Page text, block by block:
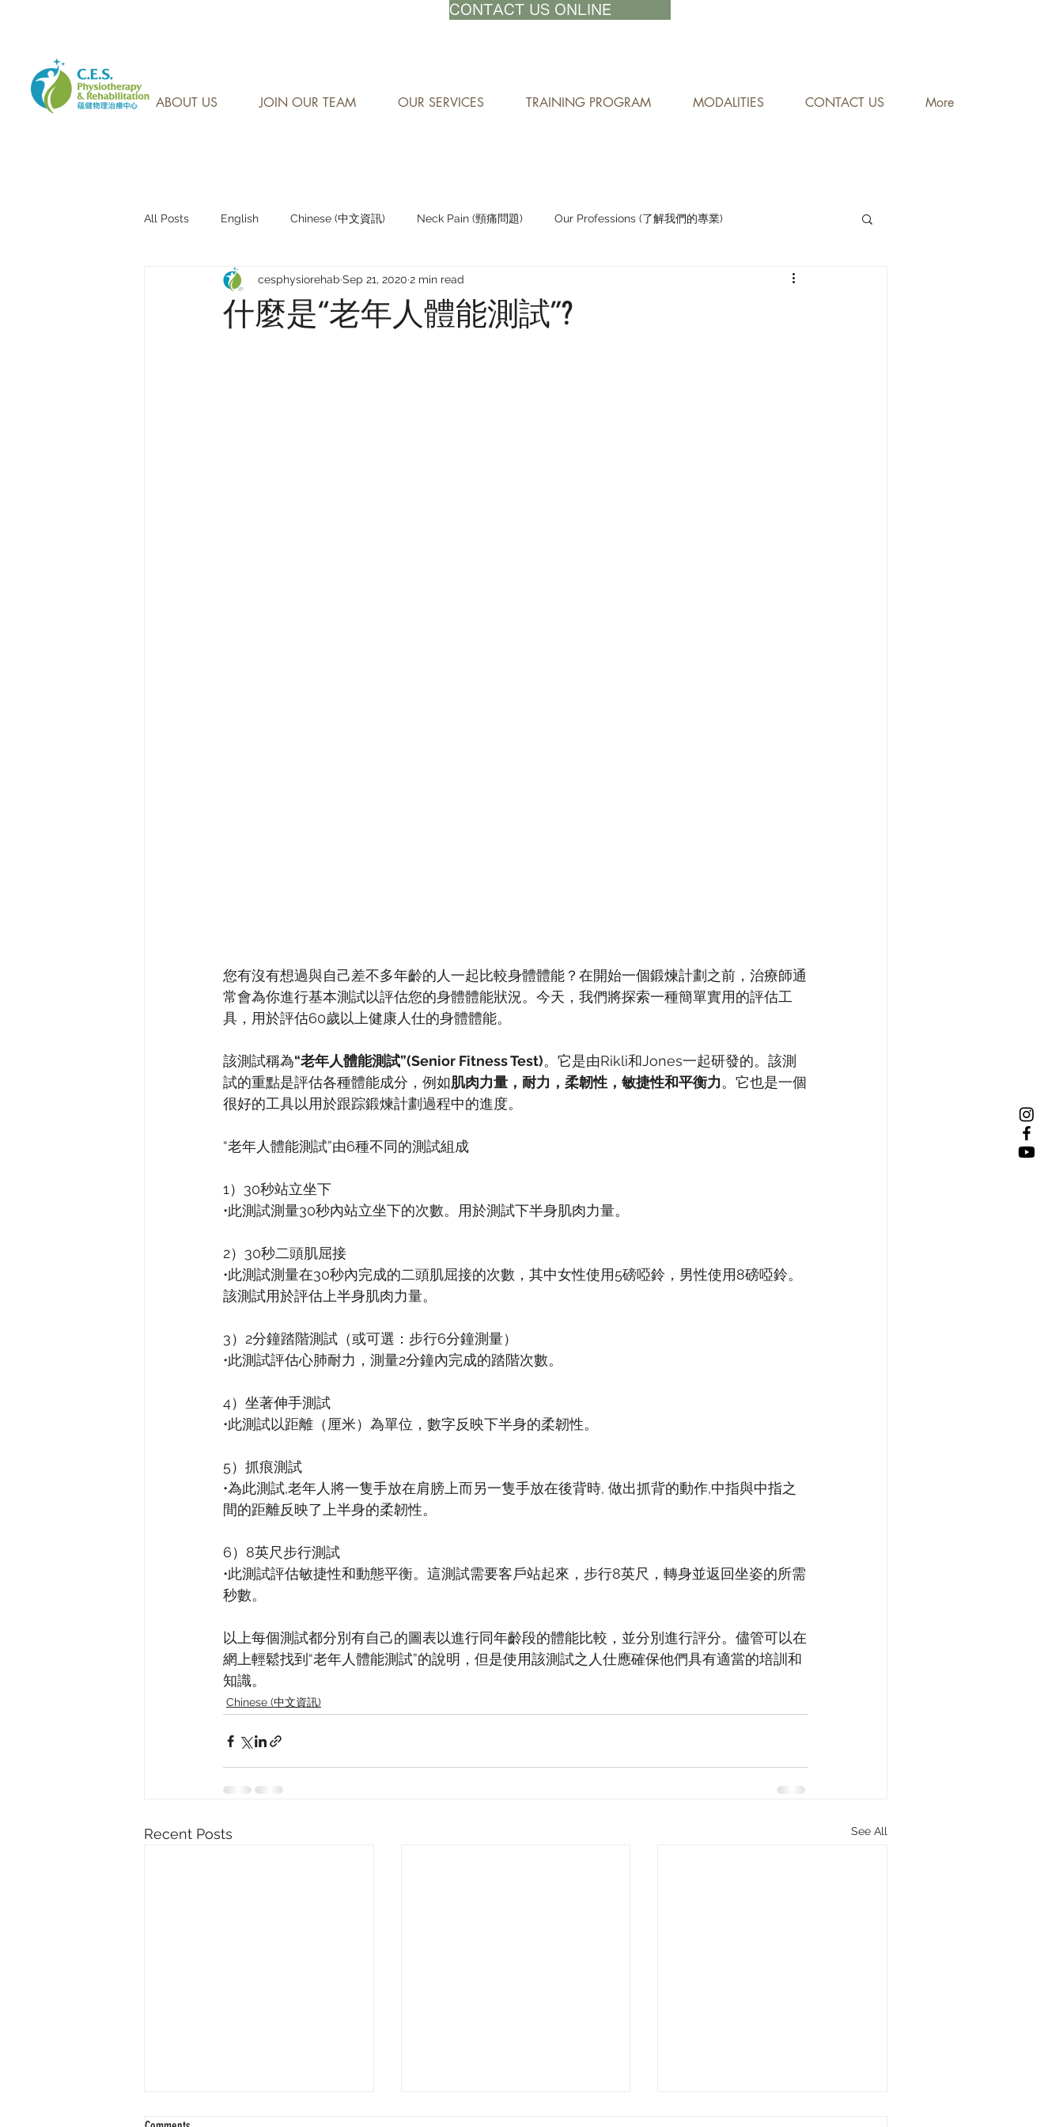
CONTACT US ONLINE
ABOUT US JOIN OUR TEAM OUR SERVICES TRAINING PROGRAM MODALITIES CONTACT US More
All Posts English Chinese (中文資訊) Neck Pain (頸痛問題) Our Professions (了解我們的專業)
Research Sharing (研究文獻分享) Staying Active (保持活躍)
什麼是“老年人體能測試”?
cesphysiorehab Sep 21, 2020 2 min read
您有沒有想過與自己差不多年齡的人一起比較身體體能？在開始一個鍛煉計劃之前，治療師通
常會為你進行基本測試以評估您的身體體能狀況。今天，我們將探索一種簡單實用的評估工
具，用於評估60歲以上健康人仕的身體體能。
該測試稱為“老年人體能測試”(Senior Fitness Test)。它是由Ri​​kli和Jones一起研發的。該測
試的重點是評估各種體能成分，例如肌肉力量，耐力，柔韌性，敏捷性和平衡力。它也是一個
很好的工具以用於跟踪鍛煉計劃過程中的進度。
“老年人體能測試”由6種不同的測試組成
1）30秒站立坐下
•此測試測量30秒內站立坐下的次數。用於測試下半身肌肉力量。
2）30秒二頭肌屈接
•此測試測量在30秒內完成的二頭肌屈接的次數，其中女性使用5磅啞鈴，男性使用8磅啞鈴。
該測試用於評估上半身肌肉力量。
3）2分鐘踏階測試（或可選：步行6分鐘測量）
•此測試評估心肺耐力，測量2分鐘內完成的踏階次數。
4）坐著伸手測試
•此測試以距離（厘米）為單位，數字反映下半身的柔韌性。
5）抓痕測試
•為此測試,老年人將一隻手放在肩膀上而另一隻手放在後背時, 做出抓背的動作,中指與中指之
間的距離反映了上半身的柔韌性。
6）8英尺步行測試
•此測試評估敏捷性和動態平衡。這測試需要客戶站起來，步行8英尺，轉身並返回坐姿的所需
秒數。
以上每個測試都分別有自己的圖表以進行同年齡段的體能比較，並分別進行評分。儘管可以在
網上輕鬆找到“老年人體能測試”的說明，但是使用該測試之人仕應確保他們具有適當的培訓和
知識。
Chinese (中文資訊)
Recent Posts See All